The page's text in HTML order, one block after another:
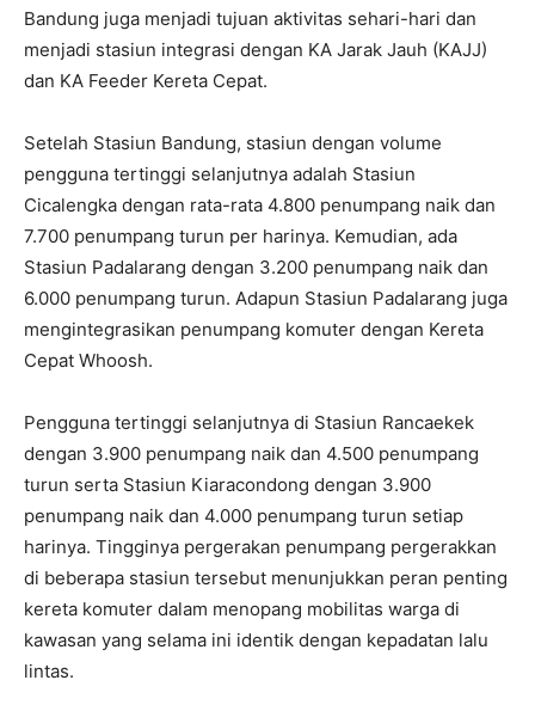
Bandung juga menjadi tujuan aktivitas sehari-hari dan
menjadi stasiun integrasi dengan KA Jarak Jauh (KAJJ)
dan KA Feeder Kereta Cepat.
Setelah Stasiun Bandung, stasiun dengan volume
pengguna tertinggi selanjutnya adalah Stasiun
Cicalengka dengan rata-rata 4.800 penumpang naik dan
7.700 penumpang turun per harinya. Kemudian, ada
Stasiun Padalarang dengan 3.200 penumpang naik dan
6.000 penumpang turun. Adapun Stasiun Padalarang juga
mengintegrasikan penumpang komuter dengan Kereta
Cepat Whoosh.
Pengguna tertinggi selanjutnya di Stasiun Rancaekek
dengan 3.900 penumpang naik dan 4.500 penumpang
turun serta Stasiun Kiaracondong dengan 3.900
penumpang naik dan 4.000 penumpang turun setiap
harinya. Tingginya pergerakan penumpang pergerakkan
di beberapa stasiun tersebut menunjukkan peran penting
kereta komuter dalam menopang mobilitas warga di
kawasan yang selama ini identik dengan kepadatan lalu
lintas.